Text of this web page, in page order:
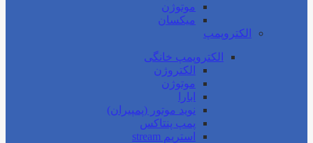
موتوژن
میکسان
الکتروپمپ
الکتروپمپ خانگی
الکتروژن
موتوژن
ابارا
نوید موتور (پمپیران)
پمپ پنتاکس
استریم stream